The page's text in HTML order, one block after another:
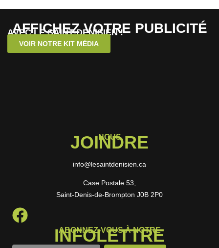
AFFICHEZ VOTRE PUBLICITÉ
AVEC LE SAINT-DENISIEN !
VOIR NOTRE KIT MÉDIA
NOUS
JOINDRE
info@lesaintdenisien.ca
Case Postale 53,
Saint-Denis-de-Brompton J0B 2P0
ABONNEZ-VOUS À NOTRE
INFOLETTRE